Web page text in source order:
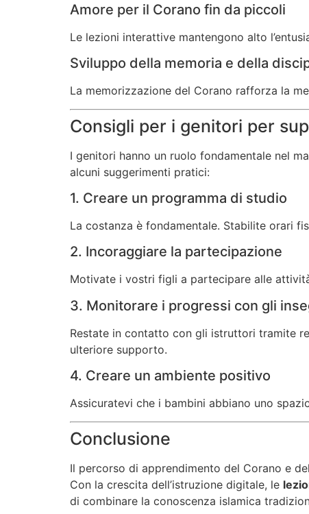
Amore per il Corano fin da piccoli
Le lezioni interattive mantengono alto
Sviluppo della memoria e della
La memorizzazione del Corano rafforza la
Consigli per i genitori per
I genitori hanno un ruolo fondamentale nel
alcuni suggerimenti pratici:
1. Creare un programma di studio
La costanza è fondamentale. Stabilite orari
2. Incoraggiare la partecipazione
Motivate i vostri figli a partecipare alle
3. Monitorare i progressi con gli
Restate in contatto con gli istruttori tramite
ulteriore supporto.
4. Creare un ambiente positivo
Assicuratevi che i bambini abbiano uno
Conclusione
Il percorso di apprendimento del Corano e
Con la crescita dell’istruzione digitale, le
di combinare la conoscenza islamica